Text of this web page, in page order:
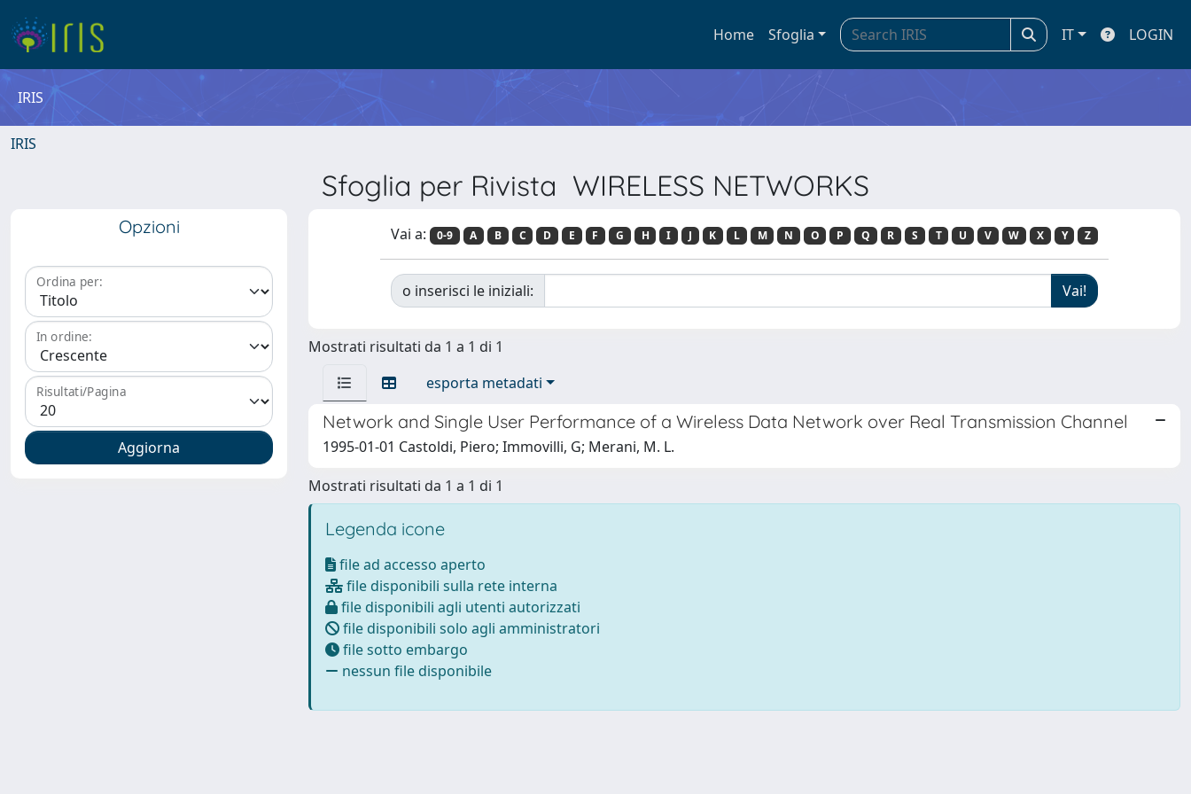
Home Sfoglia IT LOGIN
IRIS
IRIS
Sfoglia per Rivista WIRELESS NETWORKS
Opzioni
Ordina per:
In ordine:
Risultati/Pagina
Vai a: 0-9 A B C D E F G H I J K L M N O P Q R S T U V W X Y Z
o inserisci le iniziali:
Mostrati risultati da 1 a 1 di 1
esporta metadati
Network and Single User Performance of a Wireless Data Network over Real Transmission Channel
1995-01-01 Castoldi, Piero; Immovilli, G; Merani, M. L.
Mostrati risultati da 1 a 1 di 1
Legenda icone
file ad accesso aperto
file disponibili sulla rete interna
file disponibili agli utenti autorizzati
file disponibili solo agli amministratori
file sotto embargo
nessun file disponibile